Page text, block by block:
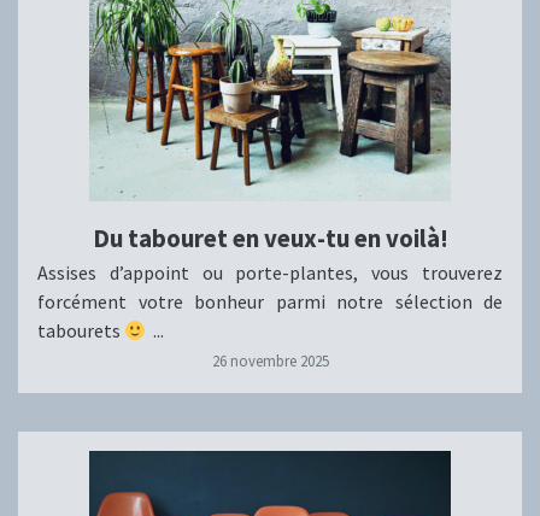
Du tabouret en veux-tu en voilà!
Assises d’appoint ou porte-plantes, vous trouverez
forcément votre bonheur parmi notre sélection de
tabourets
...
26 novembre 2025